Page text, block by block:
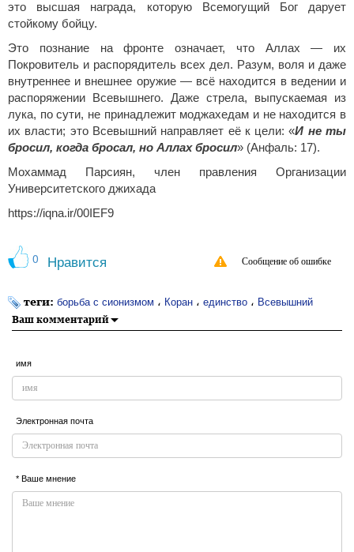
это высшая награда, которую Всемогущий Бог дарует
стойкому бойцу.
Это познание на фронте означает, что Аллах — их
Покровитель и распорядитель всех дел. Разум, воля и даже
внутреннее и внешнее оружие — всё находится в ведении и
распоряжении Всевышнего. Даже стрела, выпускаемая из
лука, по сути, не принадлежит моджахедам и не находится в
их власти; это Всевышний направляет её к цели: «И не ты
бросил, когда бросал, но Аллах бросил» (Анфаль: 17).
Мохаммад Парсиян, член правления Организации
Университетского джихада
https://iqna.ir/00IEF9
0 Нравится Сообщение об ошибке
теги: борьба с сионизмом ، Коран ، единство ، Всевышний
Ваш комментарий
имя
Электронная почта
* Ваше мнение